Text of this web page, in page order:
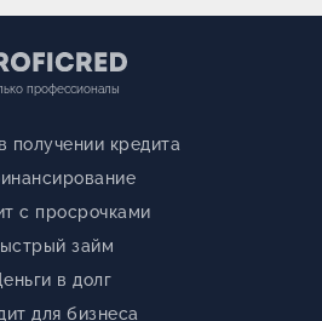
профессионалы
получении кредита
с просрочками
займ
в долг
для бизнеса